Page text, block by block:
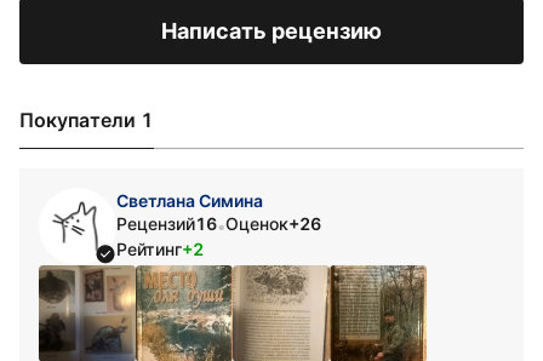
Написать рецензию
Покупатели 1
Светлана Симина
Рецензий16•Оценок+26
Рейтинг+2